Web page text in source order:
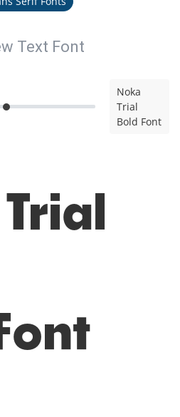
Text Font
Noka
Trial
Bold Font